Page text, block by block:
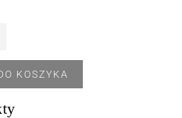
KOSZYKA